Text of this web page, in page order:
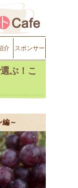
介 スポンサー
ぶ！こ
編～